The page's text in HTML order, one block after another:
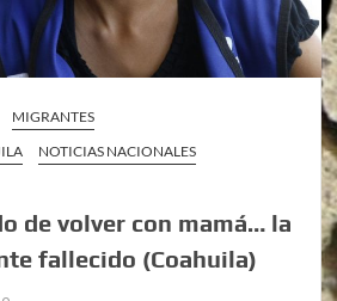
MIGRANTES
NOTICIAS NACIONALES
de volver con mamá… la
fallecido (Coahuila)